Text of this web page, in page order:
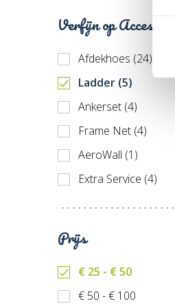
Verfijn op Accessoires
Afdekhoes (24)
Ladder (5)
Ankerset (4)
Frame Net (4)
AeroWall (1)
Extra Service (4)
Prijs
€ 25 - € 50
€ 50 - € 100